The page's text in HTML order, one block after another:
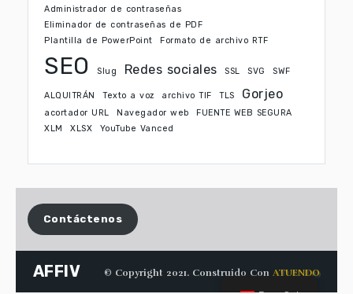
Administrador de contraseñas
Eliminador de contraseñas de PDF
Plantilla de PowerPoint
Formato de archivo RTF
SEO Slug Redes sociales SSL SVG SWF
ALQUITRÁN Texto a voz archivo TIF TLS Gorjeo
acortador URL Navegador web
FUENTE WEB SEGURA
XLM
XLSX YouTube Vanced
Contáctenos
AFFIV © Copyright 2021. Construido ConATUENDO